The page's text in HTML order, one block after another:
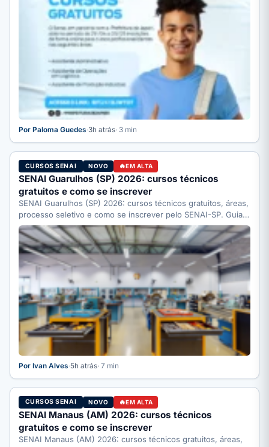
Por Paloma Guedes·3h atrás· 3 min
CURSOS SENAI NOVO EM ALTA
SENAI Guarulhos (SP) 2026: cursos técnicos
gratuitos e como se inscrever
SENAI Guarulhos (SP) 2026: cursos técnicos gratuitos, áreas,
processo seletivo e como se inscrever pelo SENAI-SP. Guia
completo.
Por Ivan Alves·5h atrás· 7 min
CURSOS SENAI NOVO EM ALTA
SENAI Manaus (AM) 2026: cursos técnicos
gratuitos e como se inscrever
SENAI Manaus (AM) 2026: cursos técnicos gratuitos, áreas,